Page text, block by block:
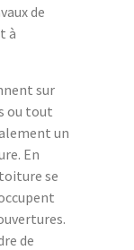
de
à
sur
ou tout
un
En
se
de